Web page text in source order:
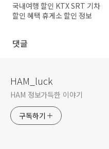
국내여행 할인 KTX SRT 기차
할인 혜택 휴게소 할인 정보
댓글
HAM_luck
HAM 정보가득한 이야기
구독하기